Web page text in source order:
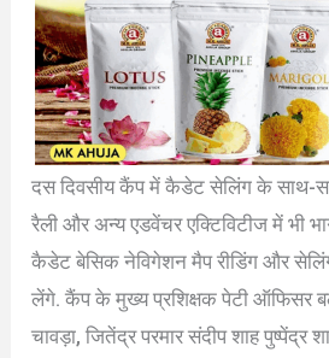
दस दिवसीय कैंप में कैडेट सेलिंग के साथ-
रैली और अन्य एडवेंचर एक्टिविटीज में भी
कैडेट बेसिक नेविगेशन मैप रीडिंग और सेलिंग
लेंगे. कैंप के मुख्य प्रशिक्षक पेटी ऑफिसर
चावड़ा, जितेंद्र परमार संदीप शाह पुष्पेंद्र